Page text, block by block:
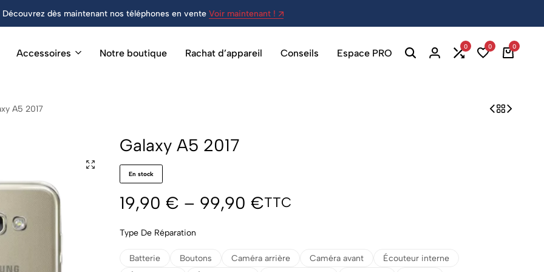
Découvrez dès maintenant nos téléphones en vente Voir maintenant !
Accessoires Notre boutique Rachat d’appareil Conseils Espace PRO
0 0 0
A5 2017
Galaxy A5 2017
En stock
19,90 € – 99,90 €TTC
Type De Réparation
Batterie Boutons Caméra arrière Caméra avant
Écouteur interne